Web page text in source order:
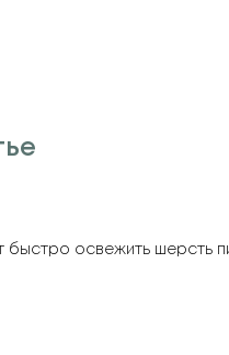
быстро освежить